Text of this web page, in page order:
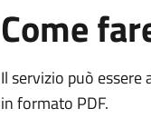
Come
Il servizio può
in formato PDF.